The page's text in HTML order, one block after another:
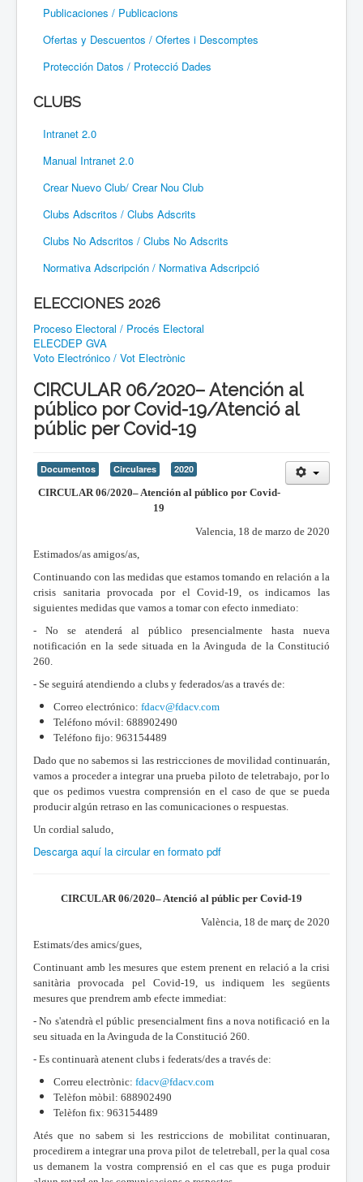
Publicaciones / Publicacions
Ofertas y Descuentos / Ofertes i Descomptes
Protección Datos / Protecció Dades
CLUBS
Intranet 2.0
Manual Intranet 2.0
Crear Nuevo Club/ Crear Nou Club
Clubs Adscritos / Clubs Adscrits
Clubs No Adscritos / Clubs No Adscrits
Normativa Adscripción / Normativa Adscripció
ELECCIONES 2026
Proceso Electoral / Procés Electoral
ELECDEP GVA
Voto Electrónico / Vot Electrònic
CIRCULAR 06/2020– Atención al
público por Covid-19/Atenció al
públic per Covid-19
Documentos Circulares
2020
CIRCULAR 06/2020– Atención al público por Covid-
19
Valencia, 18 de marzo de 2020
Estimados/as amigos/as,
Continuando con las medidas que estamos tomando en relación a la
crisis sanitaria provocada por el Covid-19, os indicamos las
siguientes medidas que vamos a tomar con efecto inmediato:
- No se atenderá al público presencialmente hasta nueva
notificación en la sede situada en la Avinguda de la Constitució
260.
- Se seguirá atendiendo a clubs y federados/as a través de:
Correo electrónico: fdacv@fdacv.com
Teléfono móvil: 688902490
Teléfono fijo: 963154489
Dado que no sabemos si las restricciones de movilidad continuarán,
vamos a proceder a integrar una prueba piloto de teletrabajo, por lo
que os pedimos vuestra comprensión en el caso de que se pueda
producir algún retraso en las comunicaciones o respuestas.
Un cordial saludo,
Descarga aquí la circular en formato pdf
CIRCULAR 06/2020– Atenció al públic per Covid-19
València, 18 de març de 2020
Estimats/des amics/gues,
Continuant amb les mesures que estem prenent en relació a la crisi
sanitària provocada pel Covid-19, us indiquem les següents
mesures que prendrem amb efecte immediat:
- No s'atendrà el públic presencialment fins a nova notificació en la
seu situada en la Avinguda de la Constitució 260.
- Es continuarà atenent clubs i federats/des a través de:
Correu electrònic: fdacv@fdacv.com
Telèfon mòbil: 688902490
Telèfon fix: 963154489
Atés que no sabem si les restriccions de mobilitat continuaran,
procedirem a integrar una prova pilot de teletreball, per la qual cosa
us demanem la vostra comprensió en el cas que es puga produir